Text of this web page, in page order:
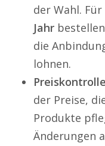
der Wahl.
Jahr
die
lohnen.
der Preise,
Produkte
Änderungen